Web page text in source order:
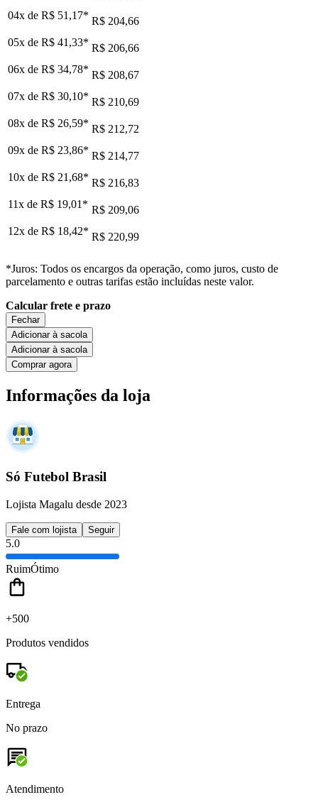
04x de R$ 51,17* R$ 204,66
05x de R$ 41,33* R$ 206,66
06x de R$ 34,78* R$ 208,67
07x de R$ 30,10* R$ 210,69
08x de R$ 26,59* R$ 212,72
09x de R$ 23,86* R$ 214,77
10x de R$ 21,68* R$ 216,83
11x de R$ 19,01 * R$ 209,06
12x de R$ 18,42* R$ 220,99
*Juros: Todos os encargos da operação, como juros, custo de
parcelamento e outras tarifas estão incluídas neste valor.
Calcular frete e prazo
Fechar
Adicionar à sacola
Adicionar à sacola
Comprar agora
Informações da loja
Só Futebol Brasil
Lojista Magalu desde 2023
Fale com lojista Seguir
5.0
RuimÓtimo
+500
Produtos vendidos
Entrega
No prazo
Atendimento